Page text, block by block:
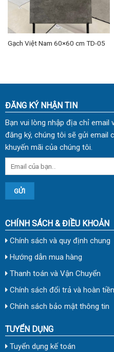
Gạch Việt Nam 60×60 cm TD-05
ĐĂNG KÝ NHẬN TIN
Bạn vui lòng nhập địa chỉ
đăng ký, chúng tôi sẽ gửi email
khuyến mãi của chúng tôi.
CHÍNH SÁCH & ĐIỀU KHOẢN
Chính sách và quy định chung
Hướng dẫn mua hàng
Thanh toán và Vận Chuyển
Chính sách đổi trả và hoàn tiền
Chính sách bảo mật thông tin
TUYỂN DỤNG
Tuyển dụng kế toán